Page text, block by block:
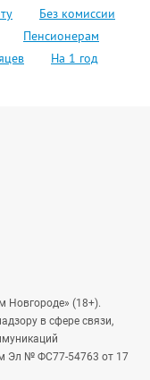
Без комиссии
Пенсионерам
На 1 год
Новгороде» (18+).
в сфере связи,
Эл № ФС77-54763 от 17